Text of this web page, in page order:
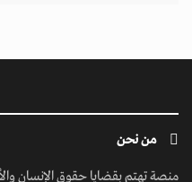
من نحن
منصة تهتم بقضايا حقوق الإنسان